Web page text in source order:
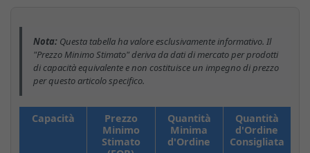
Nota: Questa tabella ha valore esclusivamente informativo. Il
"Prezzo Minimo Stimato" deriva da dati di mercato per prodotti
di capacità equivalente e non costituisce un impegno di prezzo
per questo articolo specifico.
Capacità
Prezzo
Minimo
Stimato
Quantità
Minima
d'Ordine
Quantità
d'Ordine
Consigliata